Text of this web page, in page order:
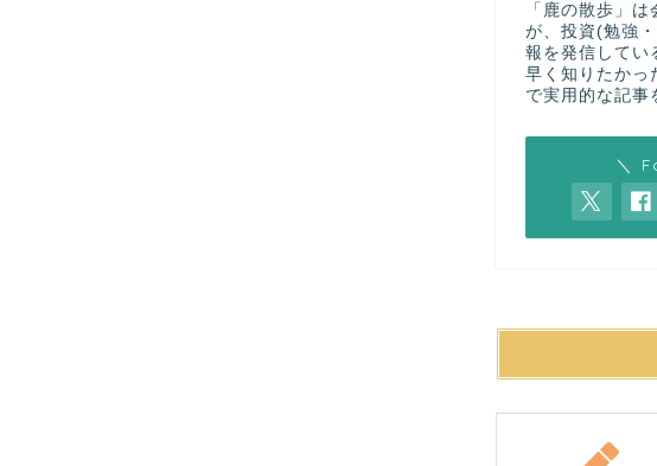
「鹿の散歩」
が、投資(勉強
報を発信してい
早く知りたかっ
で実用的な記事
＼